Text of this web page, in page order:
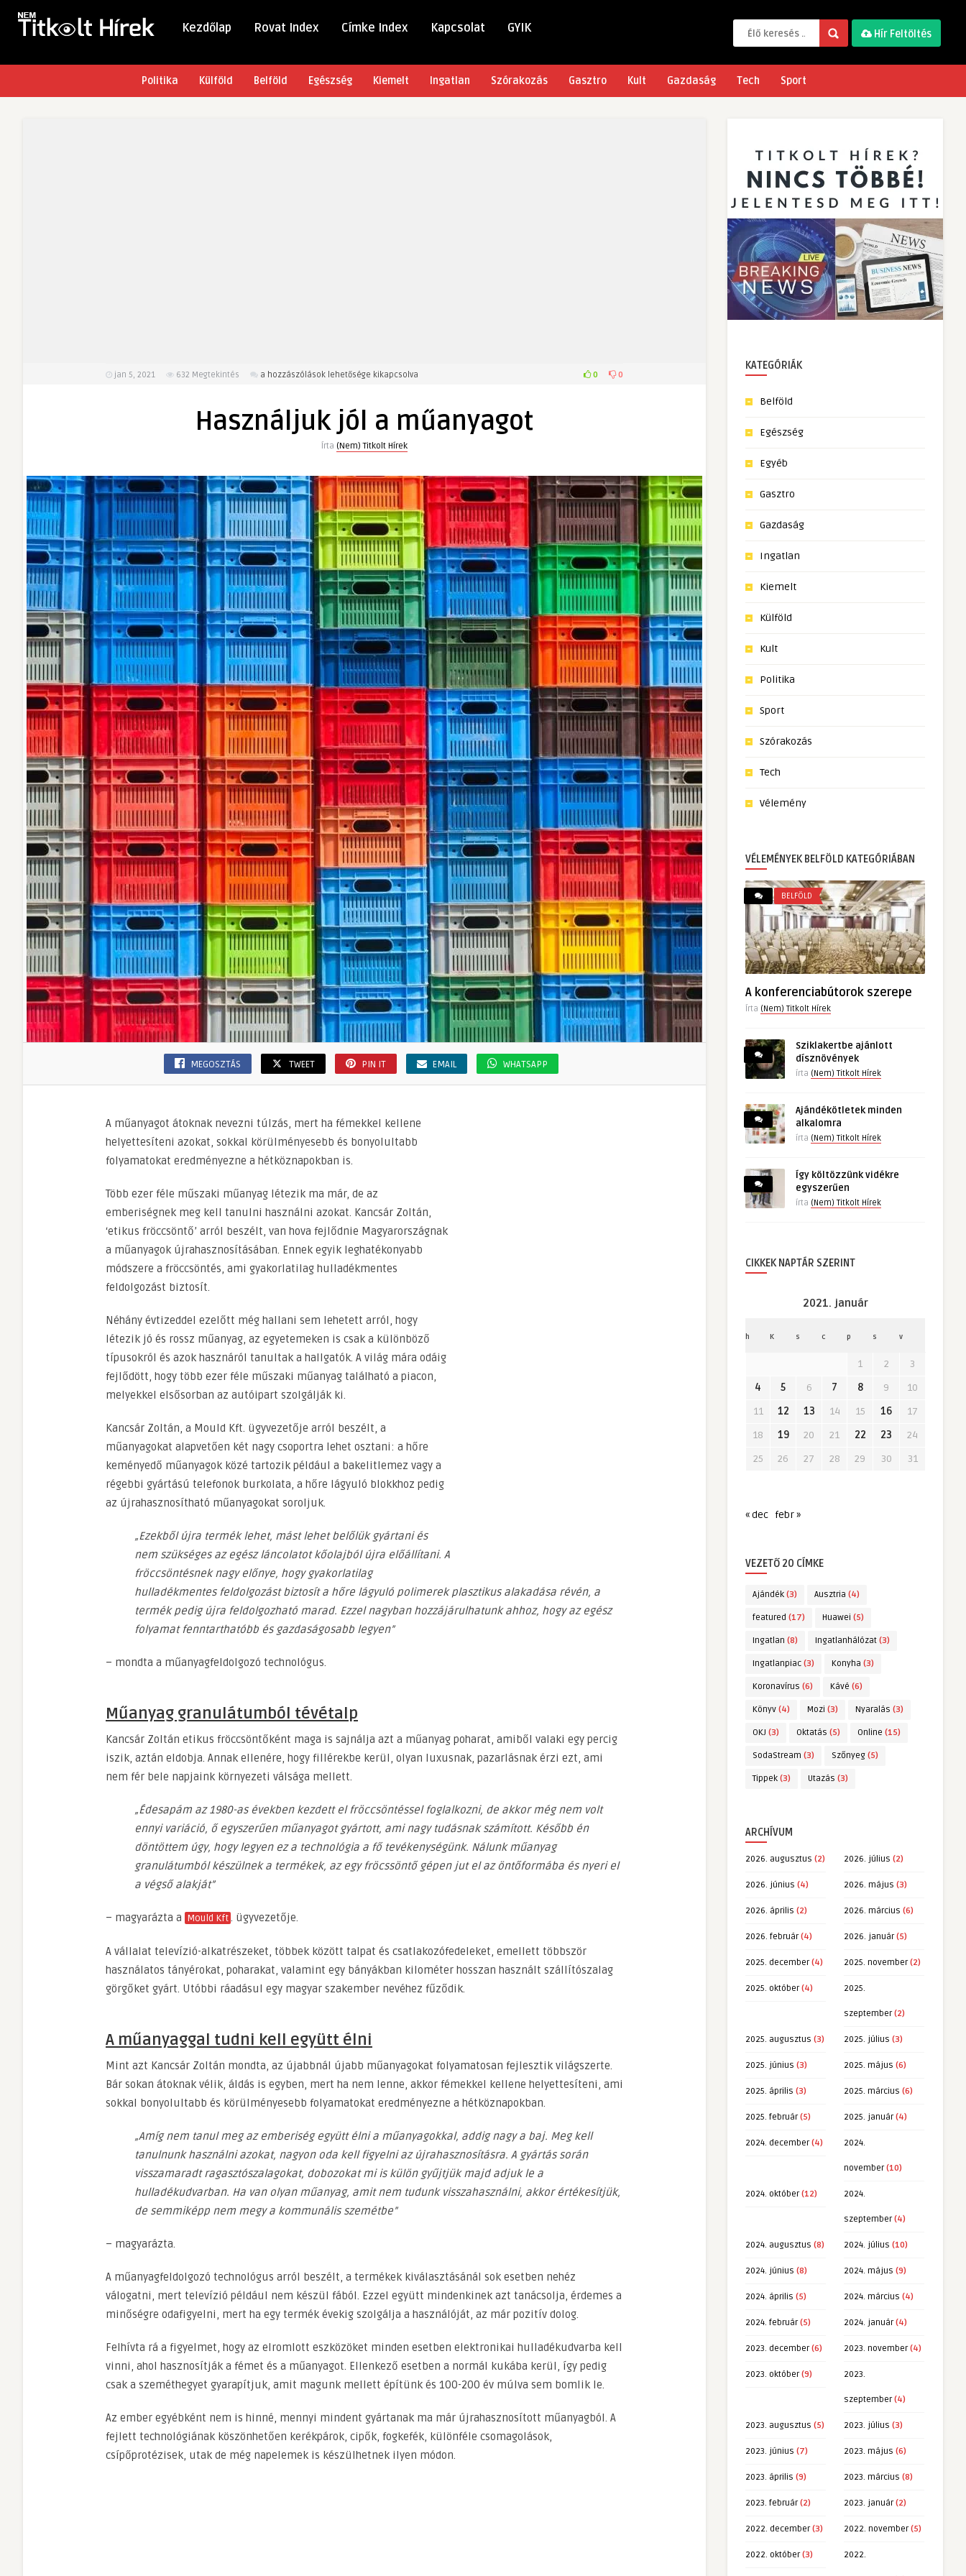
Kezdőlap Rovat Index Címke Index Kapcsolat GYIK Hír Feltöltés
Politika Külföld Belföld Egészség Kiemelt Ingatlan Szórakozás Gasztro Kult Gazdaság Tech Sport
jan 5, 2021 632 Megtekintés
Használjuk
műanyagot
bejegyzéshez
a hozzászólások lehetősége kikapcsolva 0 0
Használjuk jól a műanyagot
Írta (Nem) Titkolt Hírek
MEGOSZTÁS TWEET PIN IT EMAIL WHATSAPP
A műanyagot átoknak nevezni túlzás, mert ha fémekkel kellene
helyettesíteni azokat, sokkal körülményesebb és bonyolultabb
folyamatokat eredményezne a hétköznapokban is.
Több ezer féle műszaki műanyag létezik ma már, de az
emberiségnek meg kell tanulni használni azokat. Kancsár Zoltán,
‘etikus fröccsöntő’ arról beszélt, van hova fejlődnie Magyarországnak
a műanyagok újrahasznosításában. Ennek egyik leghatékonyabb
módszere a fröccsöntés, ami gyakorlatilag hulladékmentes
feldolgozást biztosít.
Néhány évtizeddel ezelőtt még hallani sem lehetett arról, hogy
létezik jó és rossz műanyag, az egyetemeken is csak a különböző
típusokról és azok hasznáról tanultak a hallgatók. A világ mára odáig
fejlődött, hogy több ezer féle műszaki műanyag található a piacon,
melyekkel elsősorban az autóipart szolgálják ki.
Kancsár Zoltán, a Mould Kft. ügyvezetője arról beszélt, a
műanyagokat alapvetően két nagy csoportra lehet osztani: a hőre
keményedő műanyagok közé tartozik például a bakelitlemez vagy a
régebbi gyártású telefonok burkolata, a hőre lágyuló blokkhoz pedig
az újrahasznosítható műanyagokat soroljuk.
„Ezekből újra termék lehet, mást lehet belőlük gyártani és
nem szükséges az egész láncolatot kőolajból újra előállítani. A
fröccsöntésnek nagy előnye, hogy gyakorlatilag
hulladékmentes feldolgozást biztosít a hőre lágyuló polimerek plasztikus alakadása révén, a
termék pedig újra feldolgozható marad. Ezzel nagyban hozzájárulhatunk ahhoz, hogy az egész
folyamat fenntarthatóbb és gazdaságosabb legyen”
– mondta a műanyagfeldolgozó technológus.
Műanyag granulátumból tévétalp
Kancsár Zoltán etikus fröccsöntőként maga is sajnálja azt a műanyag poharat, amiből valaki egy percig
iszik, aztán eldobja. Annak ellenére, hogy fillérekbe kerül, olyan luxusnak, pazarlásnak érzi ezt, ami
nem fér bele napjaink környezeti válsága mellett.
„Édesapám az 1980-as években kezdett el fröccsöntéssel foglalkozni, de akkor még nem volt
ennyi variáció, ő egyszerűen műanyagot gyártott, ami nagy tudásnak számított. Később én
döntöttem úgy, hogy legyen ez a technológia a fő tevékenységünk. Nálunk műanyag
granulátumból készülnek a termékek, az egy fröcssöntő gépen jut el az öntőformába és nyeri el
a végső alakját”
– magyarázta a Mould Kft. ügyvezetője.
A vállalat televízió-alkatrészeket, többek között talpat és csatlakozófedeleket, emellett többször
használatos tányérokat, poharakat, valamint egy bányákban kilométer hosszan használt szállítószalag
görgőket gyárt. Utóbbi ráadásul egy magyar szakember nevéhez fűződik.
A műanyaggal tudni kell együtt élni
Mint azt Kancsár Zoltán mondta, az újabbnál újabb műanyagokat folyamatosan fejlesztik világszerte.
Bár sokan átoknak vélik, áldás is egyben, mert ha nem lenne, akkor fémekkel kellene helyettesíteni, ami
sokkal bonyolultabb és körülményesebb folyamatokat eredményezne a hétköznapokban.
„Amíg nem tanul meg az emberiség együtt élni a műanyagokkal, addig nagy a baj. Meg kell
tanulnunk használni azokat, nagyon oda kell figyelni az újrahasznosításra. A gyártás során
visszamaradt ragasztószalagokat, dobozokat mi is külön gyűjtjük majd adjuk le a
hulladékudvarban. Ha van olyan műanyag, amit nem tudunk visszahasználni, akkor értékesítjük,
de semmiképp nem megy a kommunális szemétbe”
– magyarázta.
A műanyagfeldolgozó technológus arról beszélt, a termékek kiválasztásánál sok esetben nehéz
válogatni, mert televízió például nem készül fából. Ezzel együtt mindenkinek azt tanácsolja, érdemes a
minőségre odafigyelni, mert ha egy termék évekig szolgálja a használóját, az már pozitív dolog.
Felhívta rá a figyelmet, hogy az elromlott eszközöket minden esetben elektronikai hulladékudvarba kell
vinni, ahol hasznosítják a fémet és a műanyagot. Ellenkező esetben a normál kukába kerül, így pedig
csak a szeméthegyet gyarapítjuk, amit magunk mellett építünk és 100-200 év múlva sem bomlik le.
Az ember egyébként nem is hinné, mennyi mindent gyártanak ma már újrahasznosított műanyagból. A
fejlett technológiának köszönhetően kerékpárok, cipők, fogkefék, különféle csomagolások,
csípőprotézisek, utak de még napelemek is készülhetnek ilyen módon.
KATEGÓRIÁK
Belföld
Egészség
Egyéb
Gasztro
Gazdaság
Ingatlan
Kiemelt
Külföld
Kult
Politika
Sport
Szórakozás
Tech
Vélemény
VÉLEMÉNYEK BELFÖLD KATEGÓRIÁBAN
BELFÖLD
A konferenciabútorok szerepe
Írta (Nem) Titkolt Hírek
Sziklakertbe ajánlott
dísznövények
írta (Nem) Titkolt Hírek
Ajándékötletek minden
alkalomra
írta (Nem) Titkolt Hírek
Így költözzünk vidékre
egyszerűen
írta (Nem) Titkolt Hírek
CIKKEK NAPTÁR SZERINT
2021. január
h K s c p s v
1 2
3
4
5 6 7 8 9
10
11
12 13 14 15 16
17
18
19 20 21 22 23
24
25
26 27 28 29 30 31
« dec febr »
VEZETŐ 20 CÍMKE
Ajándék (3) Ausztria (4)
featured (17) Huawei (5)
Ingatlan (8) Ingatlanhálózat (3)
Ingatlanpiac (3) Konyha (3)
Koronavírus (6) Kávé (6)
Könyv (4) Mozi (3) Nyaralás (3)
OKJ (3) Oktatás (5) Online (15)
SodaStream (3) Szőnyeg (5)
Tippek (3) Utazás (3)
ARCHÍVUM
2026. augusztus (2) 2026. július (2)
2026. június (4) 2026. május (3)
2026. április (2) 2026. március (6)
2026. február(4) 2026. január(5)
2025. december(4) 2025. november(2)
2025. október(4) 2025.
szeptember(2)
2025. augusztus (3) 2025. július (3)
2025. június (3) 2025. május (6)
2025. április (3) 2025. március (6)
2025. február(5) 2025. január(4)
2024. december(4) 2024.
november(10)
2024. október(12) 2024.
szeptember(4)
2024. augusztus (8) 2024. július (10)
2024. június (8) 2024. május (9)
2024. április (5) 2024. március (4)
2024. február(5) 2024. január(4)
2023. december(6) 2023. november(4)
2023. október(9) 2023.
szeptember(4)
2023. augusztus (5) 2023. július (3)
2023. június (7) 2023. május (6)
2023. április (9) 2023. március (8)
2023. február(2) 2023. január(2)
2022. december(3) 2022. november(5)
2022. október(3) 2022.